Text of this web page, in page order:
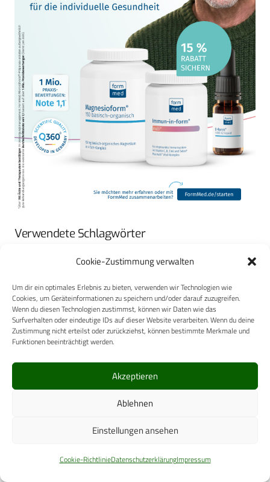
Cookie-Zustimmung verwalten
Um dir ein optimales Erlebnis zu bieten, verwenden wir Technologien wie
Cookies, um Geräteinformationen zu speichern und/oder darauf zuzugreifen.
Wenn du diesen Technologien zustimmst, können wir Daten wie das
Surfverhalten oder eindeutige IDs auf dieser Website verarbeiten. Wenn du deine
Zustimmung nicht erteilst oder zurückziehst, können bestimmte Merkmale und
Funktionen beeinträchtigt werden.
Akzeptieren
Ablehnen
Einstellungen ansehen
Cookie-RichtlinieDatenschutzerklärungImpressum
Verwendete Schlagwörter
Bundeswehrkrankenhaus Hamburg Chirurgie Urologie
DEF-JOBS